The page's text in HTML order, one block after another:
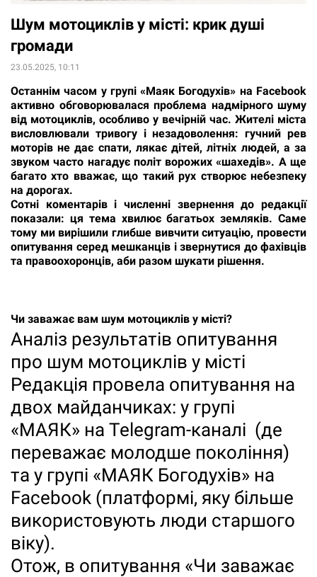
Шум мотоциклів у місті: крик душі
громади
23.05.2025, 10:11
Останнім часом у групі «Маяк Богодухів» на Facebook
активно обговорювалася проблема надмірного шуму
від мотоциклів, особливо у вечірній час. Жителі міста
висловлювали тривогу і незадоволення: гучний рев
моторів не дає спати, лякає дітей, літніх людей, а за
звуком часто нагадує політ ворожих «шахедів». А ще
багато хто вважає, що такий рух створює небезпеку
на дорогах.
Сотні коментарів і численні звернення до редакції
показали: ця тема хвилює багатьох земляків. Саме
тому ми вирішили глибше вивчити ситуацію, провести
опитування серед мешканців і звернутися до фахівців
та правоохоронців, аби разом шукати рішення.
Чи заважає вам шум мотоциклів у місті?
Аналіз результатів опитування
про шум мотоциклів у місті
Редакція провела опитування на
двох майданчиках: у групі
«МАЯК» на Telegram-каналі (де
переважає молодше покоління)
та у групі «МАЯК Богодухів» на
Facebook (платформі, яку більше
використовують люди старшого
віку).
Отож, в опитування «Чи заважає